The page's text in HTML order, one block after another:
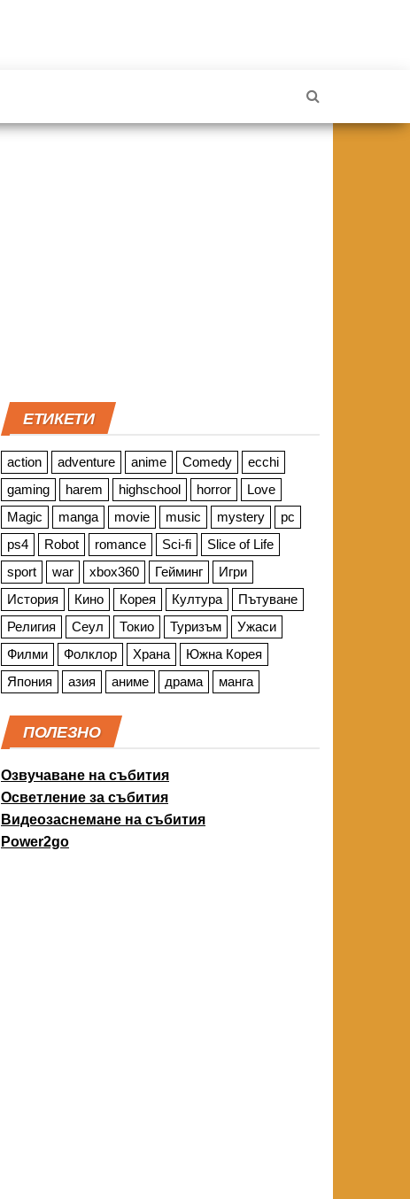
ЕТИКЕТИ
action adventure anime Comedy
ecchi
gaming
harem highschool horror
Love
Magic
manga movie music mystery
pc
ps4
Robot romance Sci-fi
Slice of Life
sport
war xbox360 Гейминг
Игри
История
Кино Корея Култура
Пътуване
Религия
Сеул Токио Туризъм
Ужаси
Филми
Фолклор Храна
Южна Корея
Япония
азия аниме драма манга
ПОЛЕЗНО
Озвучаване на събития
Осветление за събития
Видеозаснемане на събития
Power2go